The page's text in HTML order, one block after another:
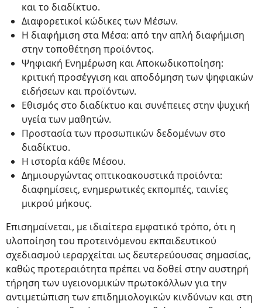
και το διαδίκτυο.
Διαφορετικοί κώδικες των Μέσων.
Η διαφήμιση στα Μέσα: από την απλή διαφήμιση
στην τοποθέτηση προϊόντος.
Ψηφιακή Ενημέρωση και Αποκωδικοποίηση:
κριτική προσέγγιση και αποδόμηση των ψηφιακών
ειδήσεων και προϊόντων.
Εθισμός στο διαδίκτυο και συνέπειες στην ψυχική
υγεία των μαθητών.
Προστασία των προσωπικών δεδομένων στο
διαδίκτυο.
Η ιστορία κάθε Μέσου.
Δημιουργώντας οπτικοακουστικά προϊόντα:
διαφημίσεις, ενημερωτικές εκπομπές, ταινίες
μικρού μήκους.
Επισημαίνεται, με ιδιαίτερα εμφατικό τρόπο, ότι η
υλοποίηση του προτεινόμενου εκπαιδευτικού
σχεδιασμού ιεραρχείται ως δευτερεύουσας σημασίας,
καθώς προτεραιότητα πρέπει να δοθεί στην αυστηρή
τήρηση των υγειονομικών πρωτοκόλλων για την
αντιμετώπιση των επιδημιολογικών κινδύνων και στη